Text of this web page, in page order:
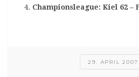
Championsleague: Kiel 62 –
29. APRIL 2007